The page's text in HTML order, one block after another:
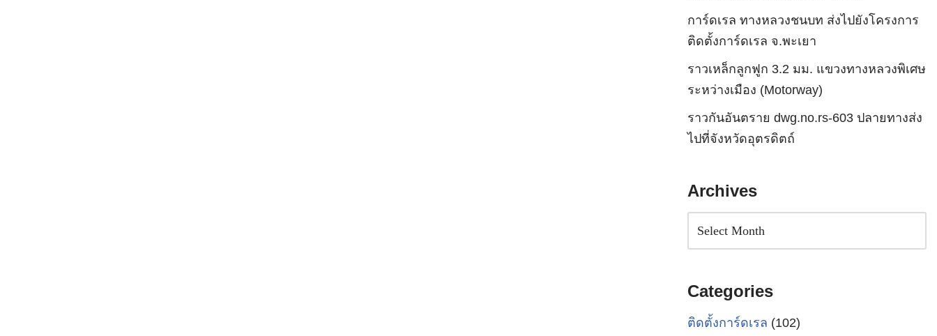
การ์ดเรล ทางหลวงชนบท ส่งไปยังโครงการ
ติดตั้งการ์ดเรล จ.พะเยา
ราวเหล็กลูกฟูก 3.2 มม. แขวงทางหลวงพิเศษ
ระหว่างเมือง (Motorway)
ราวกันอันตราย dwg.no.rs-603 ปลายทางส่ง
ไปที่จังหวัดอุตรดิตถ์
Archives
Categories
ติดตั้งการ์ดเรล (102)